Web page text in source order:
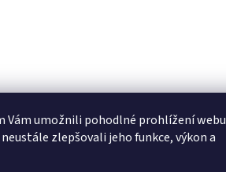
Vám umožnili pohodlné prohlížení webu
zlepšovali jeho funkce, výkon a